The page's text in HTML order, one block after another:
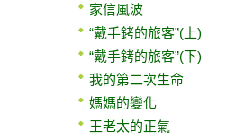
家信風波
“戴手銬的旅客”(上)
“戴手銬的旅客”(下)
我的第二次生命
媽媽的變化
王老太的正氣